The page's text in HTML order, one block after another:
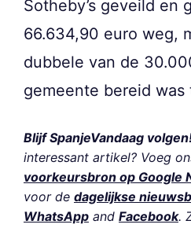
Sotheby’s geveild en
66.634,90 euro weg,
dubbele van de
gemeente bereid was
Blijf SpanjeVandaag
interessant artikel? Voeg
voorkeursbron op Google
voor de dagelijkse
WhatsApp and Facebook.